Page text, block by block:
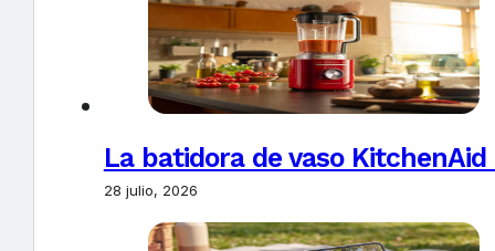
La batidora de vaso
28 julio, 2026